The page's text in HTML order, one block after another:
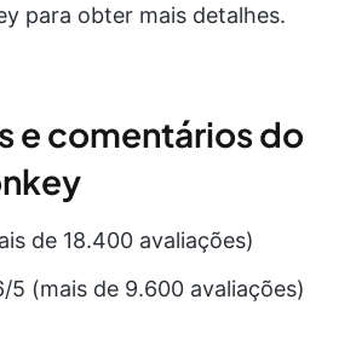
para obter mais detalhes.
e comentários do
de 18.400 avaliações)
5 (mais de 9.600 avaliações)